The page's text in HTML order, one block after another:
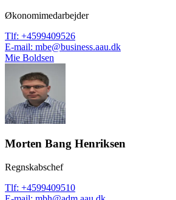
Økonomimedarbejder
Tlf: +4599409526
E-mail: mbe@business.aau.dk
Mie Boldsen
Morten Bang Henriksen
Regnskabschef
Tlf: +4599409510